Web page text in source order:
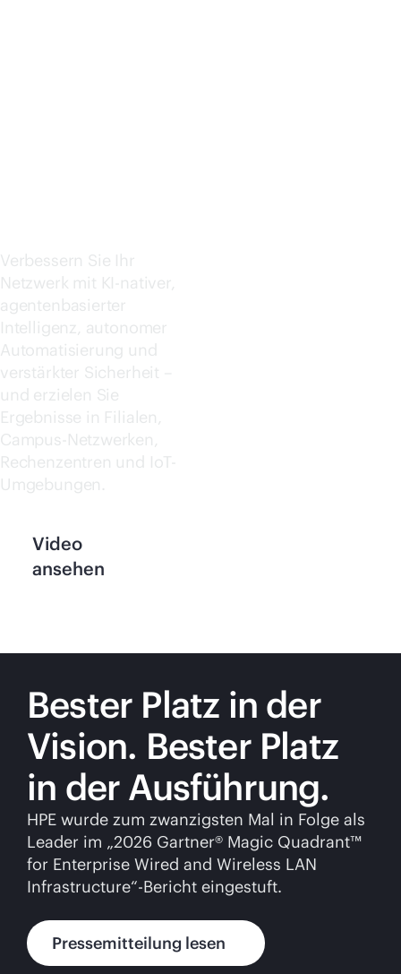
Verbessern Sie Ihr
Netzwerk mit KI-nativer,
agentenbasierter
Intelligenz, autonomer
Automatisierung und
verstärkter Sicherheit –
und erzielen Sie
Ergebnisse in Filialen,
Campus-Netzwerken,
Rechenzentren und IoT-
Umgebungen.
Video
ansehen
Bester Platz in der
Vision. Bester Platz
in der Ausführung.
HPE wurde zum zwanzigsten Mal in Folge als
Leader im „2026 Gartner® Magic Quadrant™
for Enterprise Wired and Wireless LAN
Infrastructure“-Bericht eingestuft.
Pressemitteilung lesen